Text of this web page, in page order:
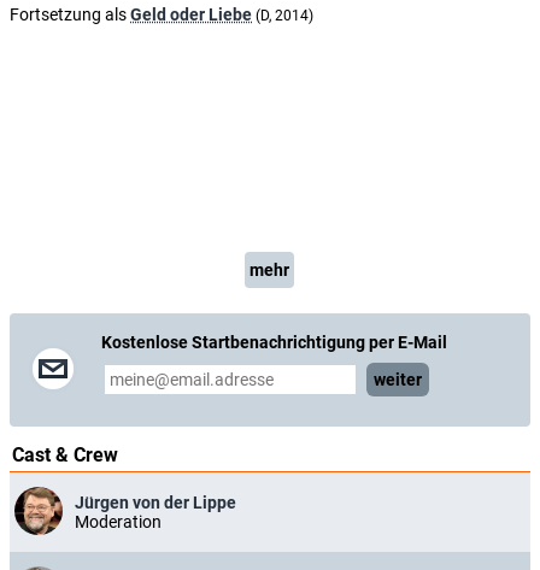
Fortsetzung alsGeld oder Liebe (D, 2014)
mehr
Kostenlose Startbenachrichtigung per E-Mail
weiter
Cast & Crew
Jürgen von der Lippe
Moderation